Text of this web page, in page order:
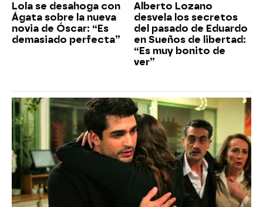
Lola se desahoga con
Ágata sobre la nueva
novia de Óscar: “Es
demasiado perfecta”
Alberto Lozano
desvela los secretos
del pasado de Eduardo
en Sueños de libertad:
“Es muy bonito de
ver”